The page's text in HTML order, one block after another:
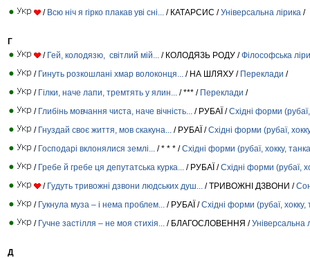
/ Всю ніч я гірко плакав уві сні... / КАТАРСИС /Універсальна лірика /
Г
/ Гей, колодязю, світлий мій... / КОЛОДЯЗЬ РОДУ /Філософська
/ Гинуть розкошлані хмар волоконця... / НА ШЛЯХУ / Переклади /
/ Гілки, наче лапи, тремтять у ялин... / *** / Переклади /
/ Глибінь мовчання чиста, наче вічність... / РУБАЇ /Східні форми
/ Гнуздай своє життя, мов скакуна... / РУБАЇ /Східні форми (рубаї,
/ Господарі вклонялися землі... / * * * /Східні форми (рубаї, хокку,
/ Гребе й гребе ця депутатська курка... / РУБАЇ /Східні форми (рубаї,
/ Гудуть тривожні дзвони людських душ... / ТРИВОЖНІ ДЗВОНИ /
/ Гукнула муза – і нема проблем... / РУБАЇ /Східні форми (рубаї, хокку,
/ Гучне застілля – не моя стихія... / БЛАГОСЛОВЕННЯ /Універсальна
Д